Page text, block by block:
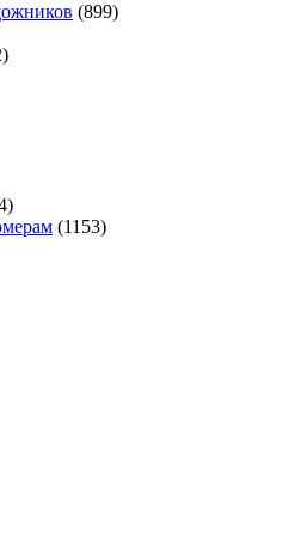
(899)
(1153)